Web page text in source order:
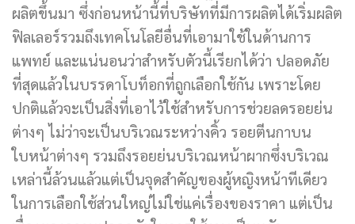
ผลิตขึ้นมา ซึ่งก่อนหน้านี้ที่บริษัทที่มีการผลิตได้เริ่มผลิต
ฟิลเลอร์รวมถึงเทคโนโลยีอื่นที่เอามาใช้ในด้านการ
แพทย์ และแน่นอนว่าสำหรับตัวนี้เรียกได้ว่า ปลอดภัย
ที่สุดแล้วในบรรดาโบท็อกที่ถูกเลือกใช้กัน เพราะโดย
ปกติแล้วจะเป็นสิ่งที่เอาไว้ใช้สำหรับการช่วยลดรอยย่น
ต่างๆ ไม่ว่าจะเป็นบริเวณระหว่างคิ้ว รอยตีนกาบน
ใบหน้าต่างๆ รวมถึงรอยย่นบริเวณหน้าผากซึ่งบริเวณ
เหล่านี้ล้วนแล้วแต่เป็นจุดสำคัญของผู้หญิงหน้าทีเดียว
ในการเลือกใช้ส่วนใหญ่ไม่ใช่แค่เรื่องของราคา แต่เป็น